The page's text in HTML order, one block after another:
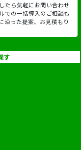
たら気軽にお問い合わせ
での一括導入のご相談も
沿った提案、お見積もり
す